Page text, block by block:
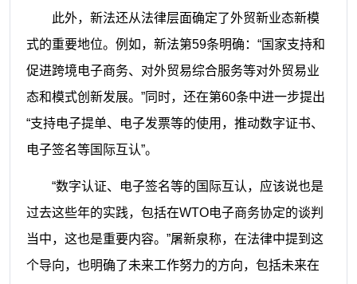
此外，新法还从法律层面确定了外贸新业态新模
式的重要地位。例如，新法第59条明确：“国家支持和
促进跨境电子商务、对外贸易综合服务等对外贸易业
态和模式创新发展。”同时，还在第60条中进一步提出
“支持电子提单、电子发票等的使用，推动数字证书、
电子签名等国际互认”。
“数字认证、电子签名等的国际互认，应该说也是
过去这些年的实践，包括在WTO电子商务协定的谈判
当中，这也是重要内容。”屠新泉称，在法律中提到这
个导向，也明确了未来工作努力的方向，包括未来在